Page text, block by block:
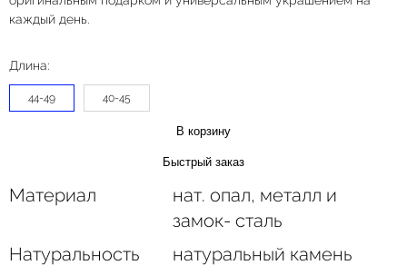
каждый день.
Длина:
44-49 40-45
В корзину
Быстрый заказ
Материал
нат. опал, металл и
замок- сталь
Натуральность
натуральный камень